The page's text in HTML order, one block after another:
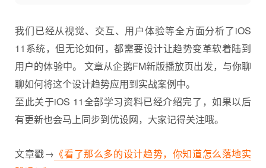
我们已经从视觉、交互、用户体验等全方面分析了iOS
11系统，但无论如何，都需要设计让趋势变革软着陆到
用户的体验中。 文章从企鹅FM新版播放页出发，与你聊
聊如何将这个设计趋势应用到实战案例中。
至此关于iOS 11全部学习资料已经介绍完了，如果以后
有更新也会马上同步到优设网，大家记得关注哦。
文章戳→ 《看了那么多的设计趋势，你知道怎么落地实